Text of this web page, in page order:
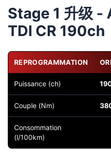
Stage 1 升级 -
TDI CR 190ch
REPROGRAMMATION
Puissance (ch)
Couple (Nm)
Consommation
(l/100km)